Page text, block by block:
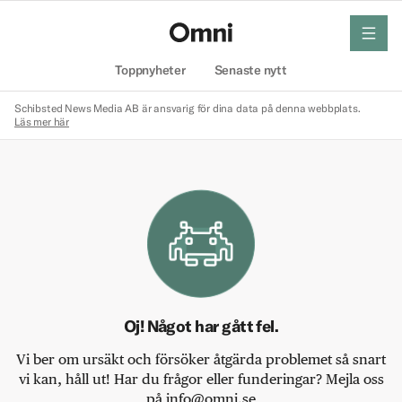
Toppnyheter Senaste nytt
meny
Schibsted News Media AB är ansvarig för dina data på denna webbplats.
Läs mer här
Oj! Något har gått fel.
Vi ber om ursäkt och försöker åtgärda problemet så snart
vi kan, håll ut! Har du frågor eller funderingar? Mejla oss